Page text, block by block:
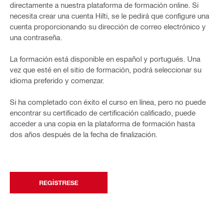
directamente a nuestra plataforma de formación online. Si
necesita crear una cuenta Hilti, se le pedirá que configure una
cuenta proporcionando su dirección de correo electrónico y
una contraseña.
La formación está disponible en español y portugués. Una
vez que esté en el sitio de formación, podrá seleccionar su
idioma preferido y comenzar.
Si ha completado con éxito el curso en línea, pero no puede
encontrar su certificado de certificación calificado, puede
acceder a una copia en la plataforma de formación hasta
dos años después de la fecha de finalización.
REGÍSTRESE